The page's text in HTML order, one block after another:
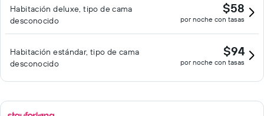
Habitación deluxe, tipo de cama
desconocido
$58
por noche con tasas
Habitación estándar, tipo de cama
desconocido
$94
por noche con tasas